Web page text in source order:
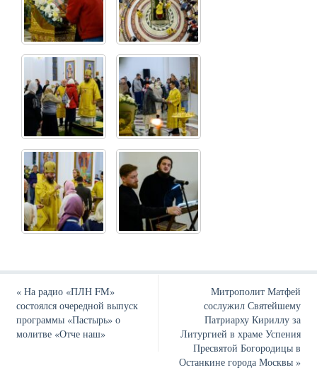
«На радио «ПЛН FM»
состоялся очередной выпуск
программы «Пастырь» о
молитве «Отче наш»
Митрополит Матфей
сослужил Святейшему
Патриарху Кириллу за
Литургией в храме Успения
Пресвятой Богородицы в
Останкине города Москвы»